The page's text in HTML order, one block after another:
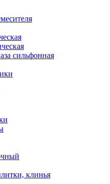
сильфонная
клинья